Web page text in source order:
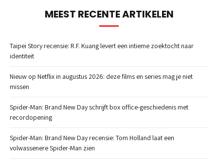
MEEST RECENTE ARTIKELEN
Taipei Story recensie: R.F. Kuang levert een intieme zoektocht naar
identiteit
Nieuw op Netflix in augustus 2026: deze films en series mag je niet
missen
Spider-Man: Brand New Day schrijft box office-geschiedenis met
recordopening
Spider-Man: Brand New Day recensie: Tom Holland laat een
volwassenere Spider-Man zien